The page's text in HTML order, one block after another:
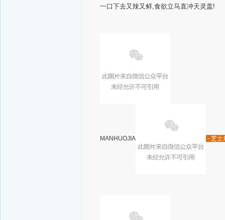
一口下去又辣又鲜,食欲立马直冲天灵盖!
MANHUOJIA - 芝士